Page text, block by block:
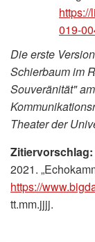
019-
Die erste
Schierbaum im
Souveränität"
Theater der
Zitiervorschlag:
2021.
https://
tt.mm.jjjj.